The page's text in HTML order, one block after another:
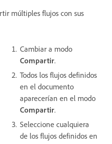
múltiples flujos con sus
Cambiar a modo
Compartir.
Todos los flujos definidos
en el documento
aparecerían en el modo
Compartir.
Seleccione cualquiera
de los flujos definidos en